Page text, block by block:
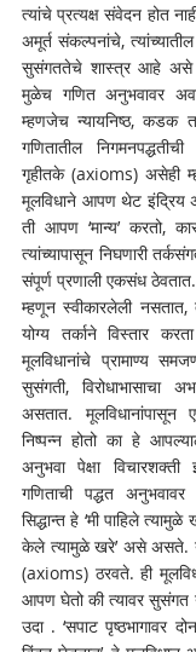
त्यांचे प्रत्यक्ष संवेदन होत
अमूर्त संकल्पनांचे,
सुसंगततेचे शास्त्र आहे असे
मुळेच गणित अनुभवावर
म्हणजेच न्यायनिष्ठ, कडक
गणितातील
गृहीतके (axioms) असेही
मूलविधाने आपण थेट इंद्रिय
ती आपण ‘मान्य’ करतो,
त्यांच्यापासून निघणारी
संपूर्ण प्रणाली एकसंध
म्हणून स्वीकारलेली
योग्य तर्काने विस्तार
मूलविधानांचे प्रामाण्य
सुसंगती, विरोधाभासाचा
असतात. मूलविधानांपासून
निष्पन्न होतो का हे
अनुभवा पेक्षा
गणिताची पद्धत
सिद्धान्त हे ‘मी पाहिले
केले त्यामुळे खरे’ असे असते.
(axioms) ठरवते. ही
आपण घेतो की त्यावर सुसंगत
उदा . ‘सपाट पृष्ठभागावर